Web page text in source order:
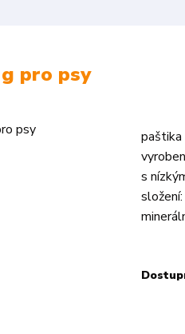
pro psy
paštika
s